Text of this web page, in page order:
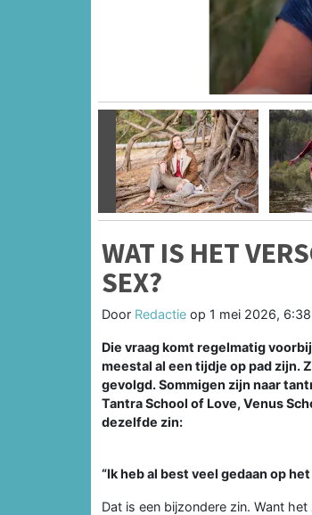
Vorige
WAT IS HET
SEX?
Door Redactie op 1 mei 2026,
Die vraag komt regelmatig
meestal al een tijdje op pad zijn.
gevolgd. Sommigen zijn naar
Tantra School of Love, Venus
dezelfde zin:
“Ik heb al best veel gedaan op
Dat is een bijzondere zin. Want